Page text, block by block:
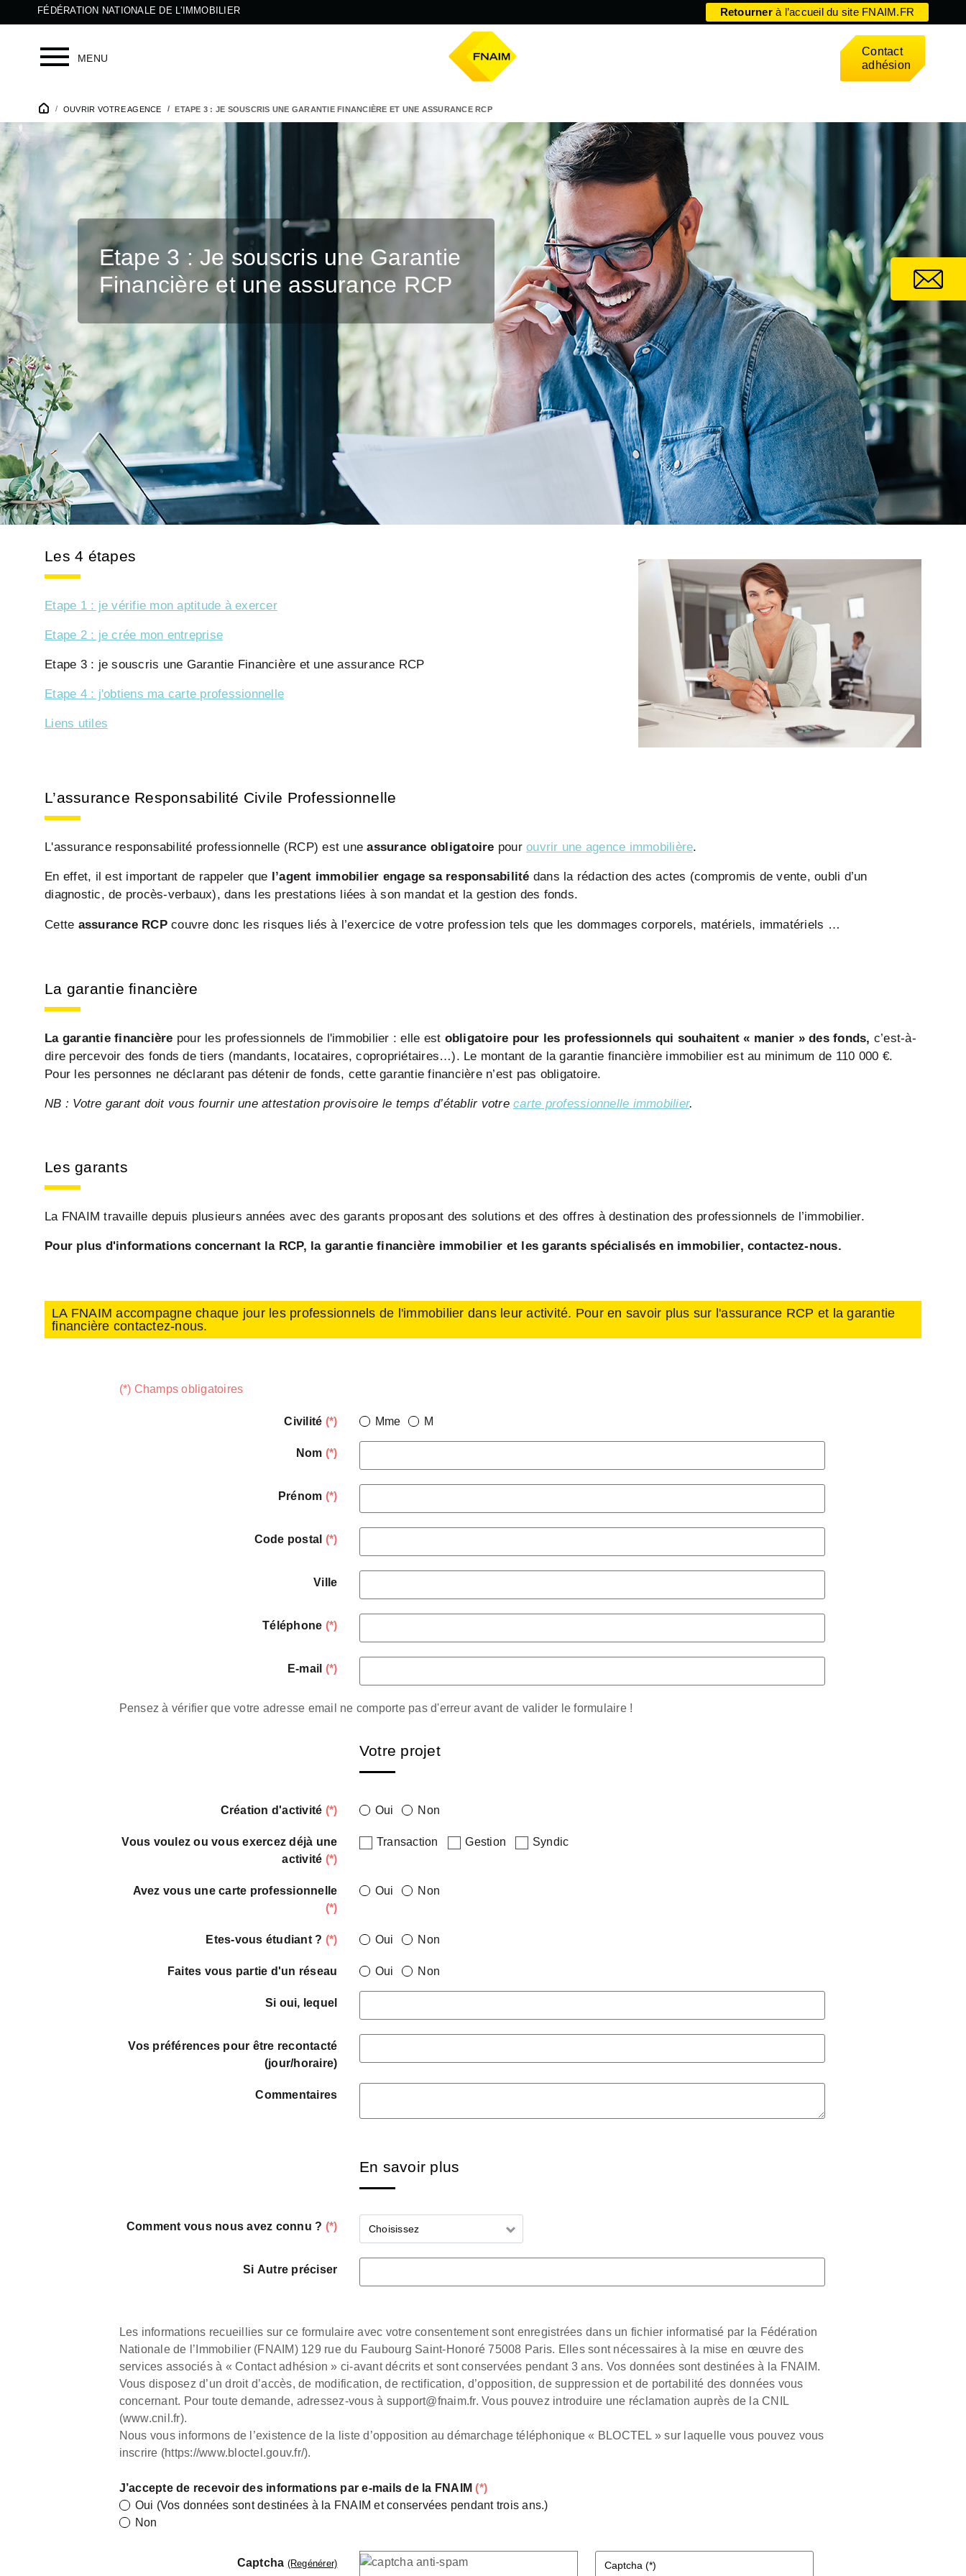
FÉDÉRATION NATIONALE DE L'IMMOBILIER Retournerà l’accueil du site FNAIM.FR
MENU
Contact
adhésion
OUVRIR VOTRE AGENCE ETAPE 3 : JE SOUSCRIS UNE GARANTIE FINANCIÈRE ET UNE ASSURANCE RCP
Etape 3 : Je souscris une Garantie
Financière et une assurance RCP
Les 4 étapes
Etape 1 : je vérifie mon aptitude à exercer
Etape 2 : je crée mon entreprise
Etape 3 : je souscris une Garantie Financière et une assurance RCP
Etape 4 : j'obtiens ma carte professionnelle
Liens utiles
L’assurance Responsabilité Civile Professionnelle
L'assurance responsabilité professionnelle (RCP) est uneassurance obligatoire pour ouvrir une agence immobilière.
En effet, il est important de rappeler que l’agent immobilier engage sa responsabilité dans la rédaction des actes (compromis de vente, oubli d’un
diagnostic, de procès-verbaux), dans les prestations liées à son mandat et la gestion des fonds.
Cette assurance RCPcouvre donc les risques liés à l’exercice de votre profession tels que les dommages corporels, matériels, immatériels …
La garantie financière
La garantie financière pour les professionnels de l'immobilier : elle est obligatoire pour les professionnels qui souhaitent « manier » des fonds, c’est-à-
dire percevoir des fonds de tiers (mandants, locataires, copropriétaires…). Le montant de la garantie financière immobilier est au minimum de 110 000 €.
Pour les personnes ne déclarant pas détenir de fonds, cette garantie financière n’est pas obligatoire.
NB : Votre garant doit vous fournir une attestation provisoire le temps d’établir votre carte professionnelle immobilier.
Les garants
La FNAIM travaille depuis plusieurs années avec des garants proposant des solutions et des offres à destination des professionnels de l’immobilier.
Pour plus d'informations concernant la RCP, la garantie financière immobilier et les garants spécialisés en immobilier, contactez-nous.
LA FNAIM accompagne chaque jour les professionnels de l'immobilier dans leur activité. Pour en savoir plus sur l'assurance RCP et la garantie
financière contactez-nous.
(*) Champs obligatoires
Civilité (*) Mme M
Nom (*)
Prénom (*)
Code postal (*)
Ville
Téléphone (*)
E-mail (*)
Pensez à vérifier que votre adresse email ne comporte pas d'erreur avant de valider le formulaire !
Votre projet
Création d'activité (*) Oui Non
Vous voulez ou vous exercez déjà une
activité (*)
Transaction Gestion Syndic
Avez vous une carte professionnelle
(*)
Oui Non
Etes-vous étudiant ? (*) Oui Non
Faites vous partie d'un réseau Oui Non
Si oui, lequel
Vos préférences pour être recontacté
(jour/horaire)
Commentaires
En savoir plus
Comment vous nous avez connu ? (*) Choisissez
Si Autre préciser
Les informations recueillies sur ce formulaire avec votre consentement sont enregistrées dans un fichier informatisé par la Fédération
Nationale de l’Immobilier (FNAIM) 129 rue du Faubourg Saint-Honoré 75008 Paris. Elles sont nécessaires à la mise en œuvre des
services associés à « Contact adhésion » ci-avant décrits et sont conservées pendant 3 ans. Vos données sont destinées à la FNAIM.
Vous disposez d’un droit d’accès, de modification, de rectification, d’opposition, de suppression et de portabilité des données vous
concernant. Pour toute demande, adressez-vous à support@fnaim.fr. Vous pouvez introduire une réclamation auprès de la CNIL
(www.cnil.fr).
Nous vous informons de l’existence de la liste d’opposition au démarchage téléphonique « BLOCTEL » sur laquelle vous pouvez vous
inscrire (https://www.bloctel.gouv.fr/).
J’accepte de recevoir des informations par e-mails de la FNAIM(*)
Oui (Vos données sont destinées à la FNAIM et conservées pendant trois ans.)
Non
Captcha (Regénérer)